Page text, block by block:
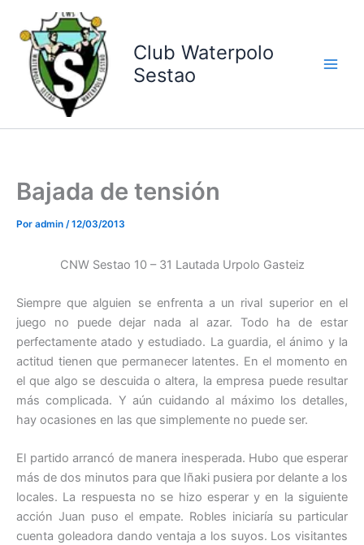
contenido
Club Waterpolo
Sestao
Bajada de tensión
Por admin /12/03/2013
CNW Sestao 10 – 31 Lautada Urpolo Gasteiz
Siempre que alguien se enfrenta a un rival superior en el
juego no puede dejar nada al azar. Todo ha de estar
perfectamente atado y estudiado. La guardia, el ánimo y la
actitud tienen que permanecer latentes. En el momento en
el que algo se descuida o altera, la empresa puede resultar
más complicada. Y aún cuidando al máximo los detalles,
hay ocasiones en las que simplemente no puede ser.
El partido arrancó de manera inesperada. Hubo que esperar
más de dos minutos para que Iñaki pusiera por delante a los
locales. La respuesta no se hizo esperar y en la siguiente
acción Juan puso el empate. Robles iniciaría su particular
cuenta goleadora dando ventaja a los suyos. Los visitantes